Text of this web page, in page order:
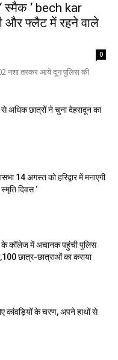
स्मैक ‘ bech kar
और फ्लैट में रहने वाले
0
नशा तस्कर आये दून पुलिस की
अधिक छात्रों ने चुना देहरादून का
14 अगस्त को हरिद्वार में मनाएगी
दिवस ‘
कॉलेज में अचानक पहुंची पुलिस
छात्र-छात्राओं का कराया
कांवड़ियों के चरण, अपने हाथों से